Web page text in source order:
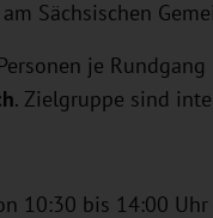
Sächsischen
je Rundgang
. Zielgruppe sind
10:30 bis 14:00 Uhr